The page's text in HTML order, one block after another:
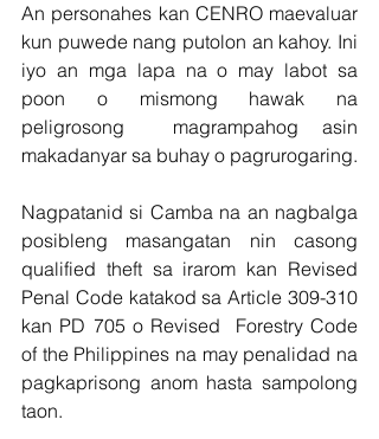
An personahes kan CENRO maevaluar
kun puwede nang putolon an kahoy. Ini
iyo an mga lapa na o may labot sa
poon o mismong hawak na
peligrosong  magrampahog asin
makadanyar sa buhay o pagrurogaring.
Nagpatanid si Camba na an nagbalga
posibleng masangatan nin casong
qualified theft sa irarom kan Revised
Penal Code katakod sa Article 309-310
kan PD 705 o Revised  Forestry Code
of the Philippines na may penalidad na
pagkaprisong anom hasta sampolong
taon.